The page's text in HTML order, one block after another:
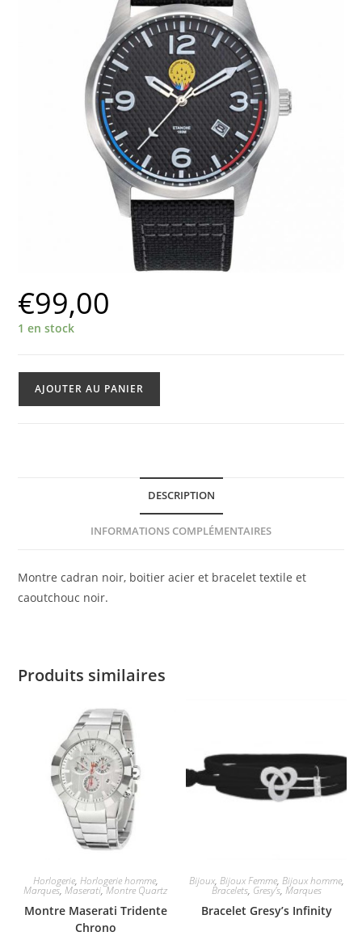
€99,00
1 en stock
AJOUTER AU PANIER
DESCRIPTION
INFORMATIONS COMPLÉMENTAIRES
Montre cadran noir, boitier acier et bracelet textile et
caoutchouc noir.
Produits similaires
Horlogerie, Horlogerie homme,
Marques,Maserati,Montre Quartz
Montre Maserati Tridente
Chrono
Bijoux, Bijoux Femme, Bijoux homme,
Bracelets, Gresy's, Marques
Bracelet Gresy’s Infinity